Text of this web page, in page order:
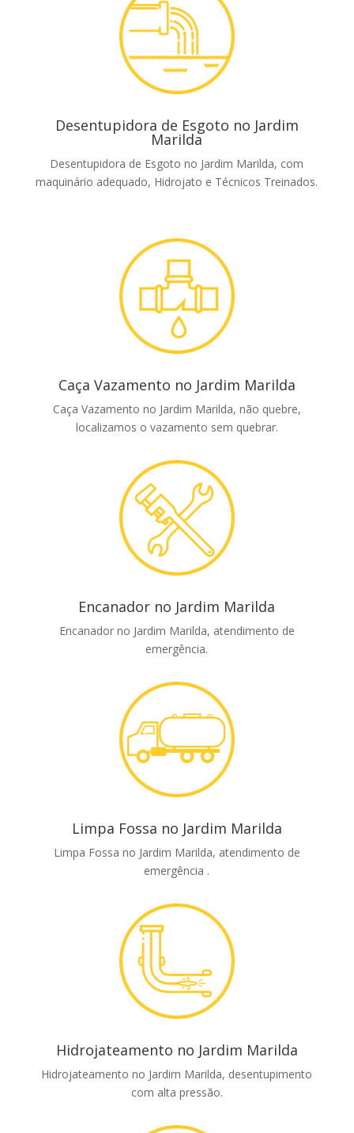
Desentupidora de Esgoto no Jardim
Marilda
Desentupidora de Esgoto no Jardim Marilda, com
maquinário adequado, Hidrojato e Técnicos Treinados.
Caça Vazamento no Jardim Marilda
Caça Vazamento no Jardim Marilda, não quebre,
localizamos o vazamento sem quebrar.
Encanador no Jardim Marilda
Encanador no Jardim Marilda, atendimento de
emergência.
Limpa Fossa no Jardim Marilda
Limpa Fossa no Jardim Marilda, atendimento de
emergência .
Hidrojateamento no Jardim Marilda
Hidrojateamento no Jardim Marilda, desentupimento
com alta pressão.